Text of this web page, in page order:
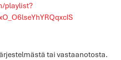
playlist?
tai vastaanotosta.